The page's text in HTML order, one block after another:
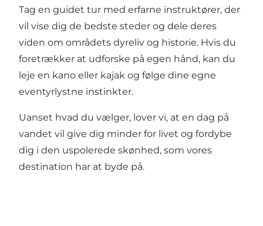
Tag en guidet tur med erfarne instruktører, der
vil vise dig de bedste steder og dele deres
viden om områdets dyreliv og historie. Hvis du
foretrækker at udforske på egen hånd, kan du
leje en kano eller kajak og følge dine egne
eventyrlystne instinkter.
Uanset hvad du vælger, lover vi, at en dag på
vandet vil give dig minder for livet og fordybe
dig i den uspolerede skønhed, som vores
destination har at byde på.